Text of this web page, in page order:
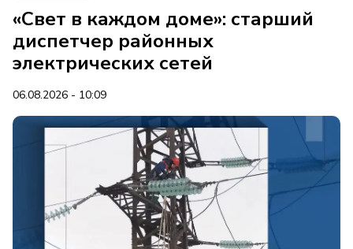
«Свет в каждом доме»: старший
диспетчер районных
электрических сетей
06.08.2026 - 10:09